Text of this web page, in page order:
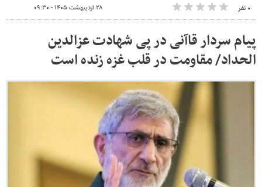
۰ نفر ۲۸ اردیبهشت ۱۴۰۵ - ۰۹:۳۰
پیام سردار قاآنی در پی شهادت عزالدین
الحداد/ مقاومت در قلب غزه زنده است